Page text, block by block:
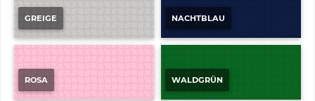
GREIGE NACHTBLAU
ROSA WALDGRÜN